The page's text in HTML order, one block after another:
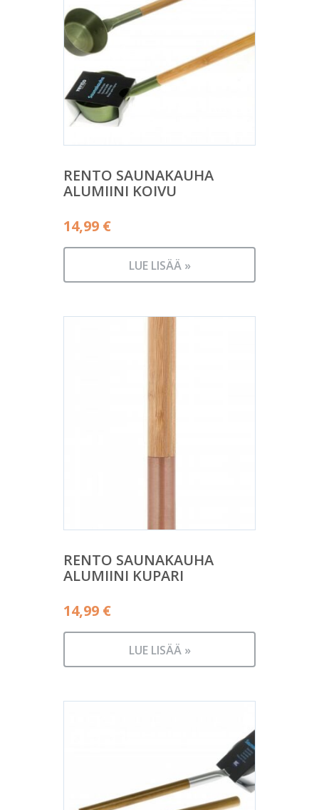
RENTO SAUNAKAUHA
ALUMIINI KOIVU
14,99 €
LUE LISÄÄ »
RENTO SAUNAKAUHA
ALUMIINI KUPARI
14,99 €
LUE LISÄÄ »